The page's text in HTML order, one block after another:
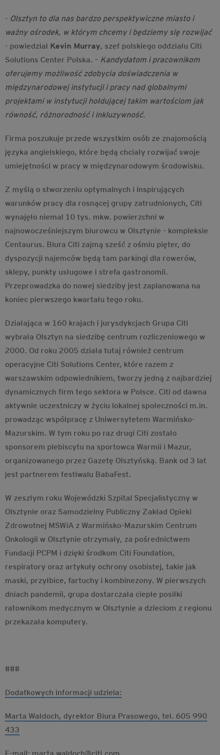
- Olsztyn to dla nas bardzo perspektywiczne miasto i
ważny ośrodek, w którym chcemy i będziemy się rozwijać
- powiedział Kevin Murray, szef polskiego oddziału Citi
Solutions Center Polska. – Kandydatom i pracownikom
oferujemy możliwość zdobycia doświadczenia w
międzynarodowej instytucji i pracy nad globalnymi
projektami w instytucji hołdującej takim wartościom jak
równość, różnorodność i inkluzywność.
Firma poszukuje przede wszystkim osób ze znajomością
języka angielskiego, które będą chciały rozwijać swoje
umiejętności w pracy w międzynarodowym środowisku.
Z myślą o stworzeniu optymalnych i inspirujących
warunków pracy dla rosnącej grupy zatrudnionych, Citi
wynajęło niemal 10 tys. mkw. powierzchni w
najnowocześniejszym biurowcu w Olsztynie - kompleksie
Centaurus. Biura Citi zajmą sześć z ośmiu pięter, do
dyspozycji najemców będą tam parkingi dla rowerów,
sklepy, punkty usługowe i strefa gastronomii.
Przeprowadzka do nowej siedziby jest zaplanowana na
koniec pierwszego kwartału tego roku.
Działająca w 160 krajach i jurysdykcjach Grupa Citi
wybrała Olsztyn na siedzibę centrum rozliczeniowego w
2000. Od roku 2005 działa tutaj również centrum
operacyjne Citi Solutions Center, które razem z
warszawskim odpowiednikiem, tworzy jedną z najbardziej
dynamicznych firm tego sektora w Polsce. Citi od dawna
aktywnie uczestniczy w życiu lokalnej społeczności m.in.
prowadząc współpracę z Uniwersytetem Warmińsko-
Mazurskim. W tym roku po raz drugi Citi zostało
sponsorem plebiscytu na sportowca Warmii i Mazur,
organizowanego przez Gazetę Olsztyńską. Bank od 3 lat
jest partnerem festiwalu BabaFest.
W zeszłym roku Wojewódzki Szpital Specjalistyczny w
Olsztynie oraz Samodzielny Publiczny Zakład Opieki
Zdrowotnej MSWiA z Warmińsko-Mazurskim Centrum
Onkologii w Olsztynie otrzymały, za pośrednictwem
Fundacji PCPM i dzięki środkom Citi Foundation,
respiratory oraz artykuły ochrony osobistej, takie jak
maski, przyłbice, fartuchy i kombinezony. W pierwszych
dniach pandemii, grupa dostarczała ciepłe posiłki
ratownikom medycznym w Olsztynie a dzieciom z regionu
przekazała komputery.
###
Dodatkowych informacji udziela:
Marta Wałdoch, dyrektor Biura Prasowego, tel. 605 990
433